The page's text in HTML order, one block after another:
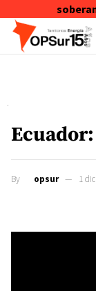
Skip to content
By opsur 1